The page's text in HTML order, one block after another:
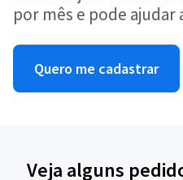
por mês e pode ajudar
Quero me cadastrar
Veja alguns